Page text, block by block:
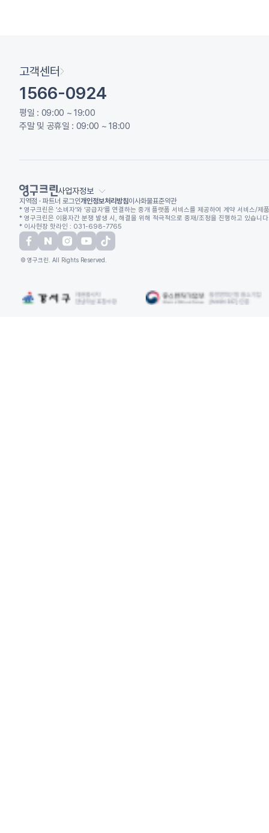
고객센터
1566-0924
평일 : 09:00 ~ 19:00
주말 및 공휴일 : 09:00 ~ 18:00
사업자정보
지역점 · 파트너 로그인개인정보처리방침이사화물표준약관
* 영구크린은 ‘소비자’와 ‘공급자’를 연결하는 중개 플랫폼 서비스를 제공하여 계약 서비스/
* 영구크린은 이용자간 분쟁 발생 시, 해결을 위해 적극적으로 중재/조정을 진행하고 있습
* 이사현장 핫라인 : 031-698-7765
© 영구크린. All Rights Reserved.